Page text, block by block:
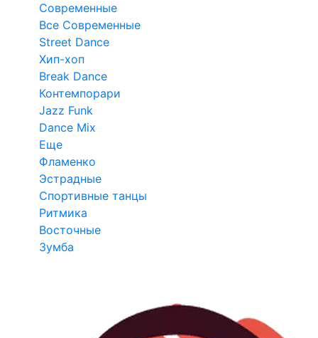
Современные
Все Современные
Street Dance
Хип-хоп
Break Dance
Контемпорари
Jazz Funk
Dance Mix
Еще
Фламенко
Эстрадные
Спортивные танцы
Ритмика
Восточные
Зумба